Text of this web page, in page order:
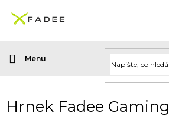
obsah
Hrnek Fadee Gaming